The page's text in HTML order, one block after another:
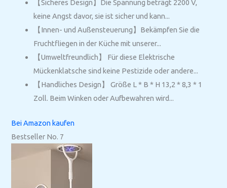
【Sicheres Design】Die Spannung beträgt 2200 V,
keine Angst davor, sie ist sicher und kann...
【Innen- und Außensteuerung】Bekämpfen Sie die
Fruchtfliegen in der Küche mit unserer...
【Umweltfreundlich】 Für diese Elektrische
Mückenklatsche sind keine Pestizide oder andere...
【Handliches Design】 Größe L * B * H 13,2 * 8,3 * 1
Zoll. Beim Winken oder Aufbewahren wird...
Bei Amazon kaufen
Bestseller No. 7